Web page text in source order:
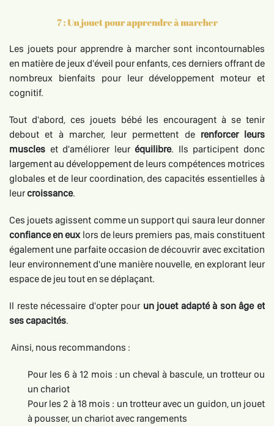
Les jouets pour apprendre à marcher sont incontournables
en matière de jeux d'éveil pour enfants, ces derniers offrant de
nombreux bienfaits pour leur développement moteur et
cognitif.
Tout d'abord, ces jouets bébé les encouragent à se tenir
debout et à marcher, leur permettent de renforcer leurs
muscles et d'améliorer leuréquilibre. Ils participent donc
largement au développement de leurs compétences motrices
globales et de leur coordination, des capacités essentielles à
leurcroissance.
Ces jouets agissent comme un support qui saura leur donner
confiance en euxlors de leurs premiers pas, mais constituent
également une parfaite occasion de découvrir avec excitation
leur environnement d'une manière nouvelle, en explorant leur
espace de jeu tout en se déplaçant.
Il reste nécessaire d'opter pour un jouet adapté à son âge et
ses capacités.
Ainsi, nous recommandons :
Pour les 6 à 12 mois : un cheval à bascule, un trotteur ou
un chariot
Pour les 2 à 18 mois : un trotteur avec un guidon, un jouet
à pousser, un chariot avec rangements